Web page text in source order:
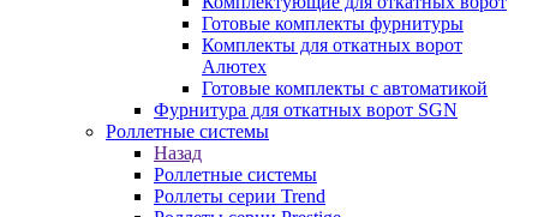
Готовые комплекты фурнитуры
Комплекты для откатных ворот
Алютех
Готовые комплекты с автоматикой
Фурнитура для откатных ворот SGN
Роллетные системы
Назад
Роллетные системы
Роллеты серии Trend